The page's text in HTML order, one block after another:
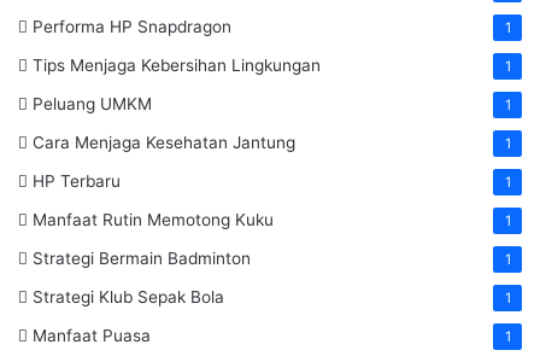
Performa HP Snapdragon 1
Tips Menjaga Kebersihan Lingkungan 1
Peluang UMKM 1
Cara Menjaga Kesehatan Jantung 1
HP Terbaru 1
Manfaat Rutin Memotong Kuku 1
Strategi Bermain Badminton 1
Strategi Klub Sepak Bola 1
Manfaat Puasa 1